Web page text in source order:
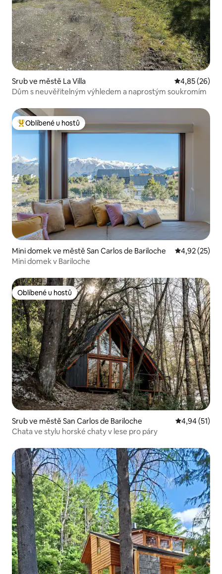
Srub ve městě La Villa Průměrné
4,85 (26)
Dům s neuvěřitelným výhledem a naprostým soukromím
Nejlepší v kategorii Oblíbené u hostů
Oblíbené u hostů
Mini domek ve městě San Carlos de Bariloche Průměrné
4,92 (25)
Mini domek v Bariloche
Oblíbené u hostů
Oblíbené u hostů
Srub ve městě San Carlos de Bariloche Průměrné
4,94 (51)
Chata ve stylu horské chaty v lese pro páry